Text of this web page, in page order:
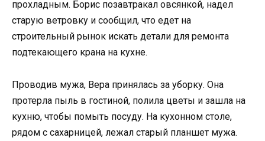
прохладным. Борис позавтракал овсянкой, надел
старую ветровку и сообщил, что едет на
строительный рынок искать детали для ремонта
подтекающего крана на кухне.
Проводив мужа, Вера принялась за уборку. Она
протерла пыль в гостиной, полила цветы и зашла на
кухню, чтобы помыть посуду. На кухонном столе,
рядом с сахарницей, лежал старый планшет мужа.